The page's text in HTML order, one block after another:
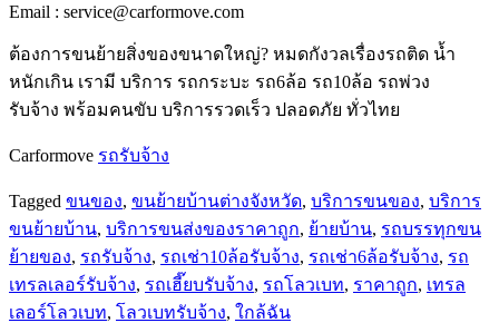
Email : service@carformove.com
ต้องการขนย้ายสิ่งของขนาดใหญ่? หมดกังวลเรื่องรถติด น้ำ
หนักเกิน เรามี บริการ รถกระบะ รถ6ล้อ รถ10ล้อ รถพ่วง
รับจ้าง พร้อมคนขับ บริการรวดเร็ว ปลอดภัย ทั่วไทย
Carformove รถรับจ้าง
Tagged ขนของ, ขนย้ายบ้านต่างจังหวัด, บริการขนของ, บริการ
ขนย้ายบ้าน, บริการขนส่งของราคาถูก, ย้ายบ้าน, รถบรรทุกขน
ย้ายของ, รถรับจ้าง, รถเช่า10ล้อรับจ้าง, รถเช่า6ล้อรับจ้าง, รถ
เทรลเลอร์รับจ้าง, รถเฮี๊ยบรับจ้าง, รถโลวเบท, ราคาถูก, เทรล
เลอร์โลวเบท, โลวเบทรับจ้าง, ใกล้ฉัน